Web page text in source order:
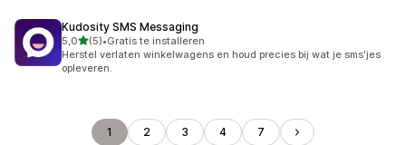
Kudosity SMS Messaging
5,0van 5 sterren
(5)
5 recensies in totaal
•Gratis te installeren
Herstel verlaten winkelwagens en houd precies bij wat je sms'jes
opleveren.
1 2 3 4 7